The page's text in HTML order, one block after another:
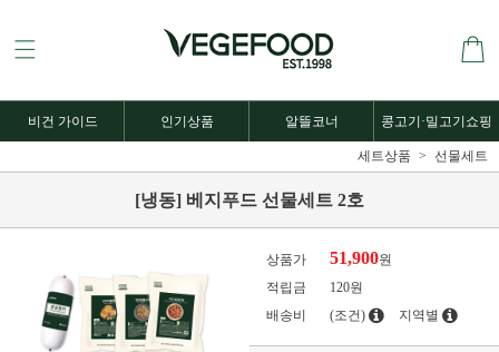
비건 가이드 인기상품 알뜰코너 콩고기·밀고기쇼핑
세트상품 선물세트
[냉동] 베지푸드 선물세트 2호
상품가 51,900원
적립금
120원
배송비
(조건) 지역별